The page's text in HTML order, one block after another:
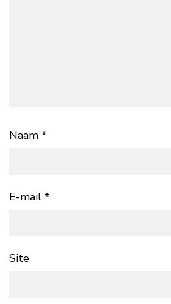
Naam *
E-mail *
Site